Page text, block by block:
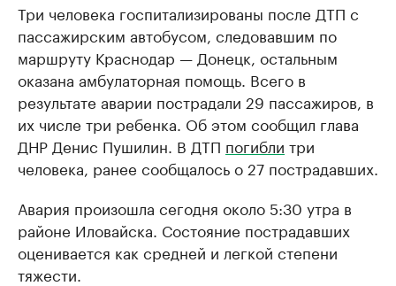
Три человека госпитализированы после ДТП с
пассажирским автобусом, следовавшим по
маршруту Краснодар — Донецк, остальным
оказана амбулаторная помощь. Всего в
результате аварии пострадали 29 пассажиров, в
их числе три ребенка. Об этом сообщил глава
ДНР Денис Пушилин. В ДТП погибли три
человека, ранее сообщалось о 27 пострадавших.
Авария произошла сегодня около 5:30 утра в
районе Иловайска. Состояние пострадавших
оценивается как средней и легкой степени
тяжести.